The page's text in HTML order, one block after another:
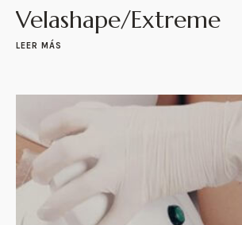
Velashape/Extreme
LEER MÁS